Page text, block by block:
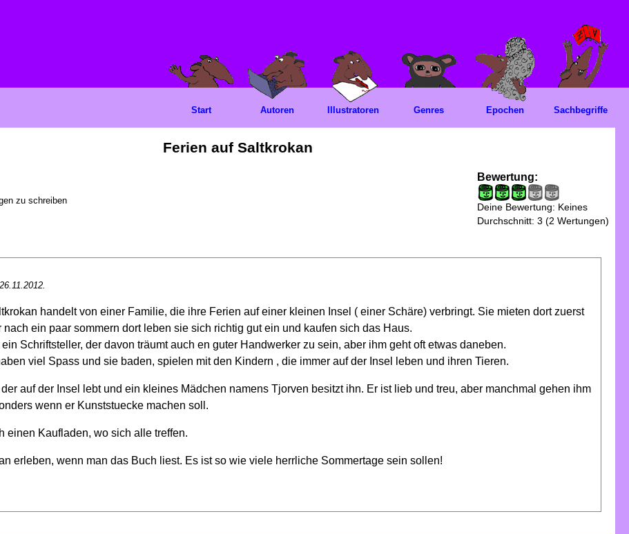
Ferien auf Saltkrokan
Bewertung:
Deine Bewertung: Keines
Durchschnitt: 3 (2 Wertungen)
zu schreiben
handelt von einer Familie, die ihre Ferien auf einer kleinen Insel ( einer Schäre) verbringt. Sie mieten dort zuerst
ein paar sommern dort leben sie sich richtig gut ein und kaufen sich das Haus.
Schriftsteller, der davon träumt auch en guter Handwerker zu sein, aber ihm geht oft etwas daneben.
viel Spass und sie baden, spielen mit den Kindern , die immer auf der Insel leben und ihren Tieren.
auf der Insel lebt und ein kleines Mädchen namens Tjorven besitzt ihn. Er ist lieb und treu, aber manchmal gehen ihm
wenn er Kunststuecke machen soll.
einen Kaufladen, wo sich alle treffen.
erleben, wenn man das Buch liest. Es ist so wie viele herrliche Sommertage sein sollen!
Start Autoren Illustratoren Genres Epochen Sachbegriffe